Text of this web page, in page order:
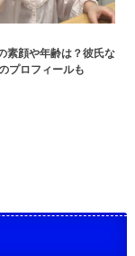
素顔や年齢は？彼氏な
プロフィールも